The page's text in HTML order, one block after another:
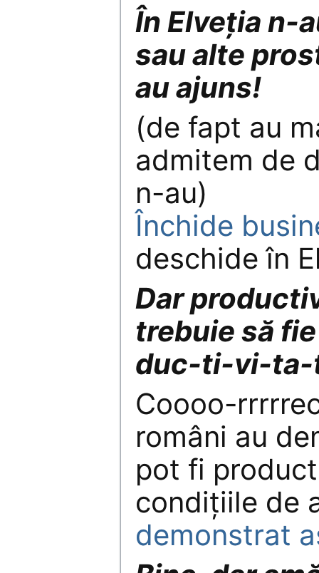
În Elveția n-
sau alte
au ajuns!
(de fapt au
admitem de
n-au)
Închide
deschide în
Dar
trebuie să
duc-ti-vi-ta-
Coooo-
români au
pot fi
condițiile de
demonstrat